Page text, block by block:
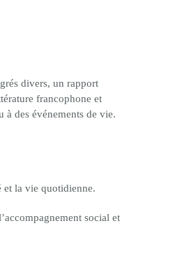
divers, un rapport
francophone et
à des événements de vie.
et la vie quotidienne.
social et